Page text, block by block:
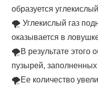
образуется
🌪 Углекислый газ
оказывается в
🌪В результате этого
пузырей,
🌪Ее количество